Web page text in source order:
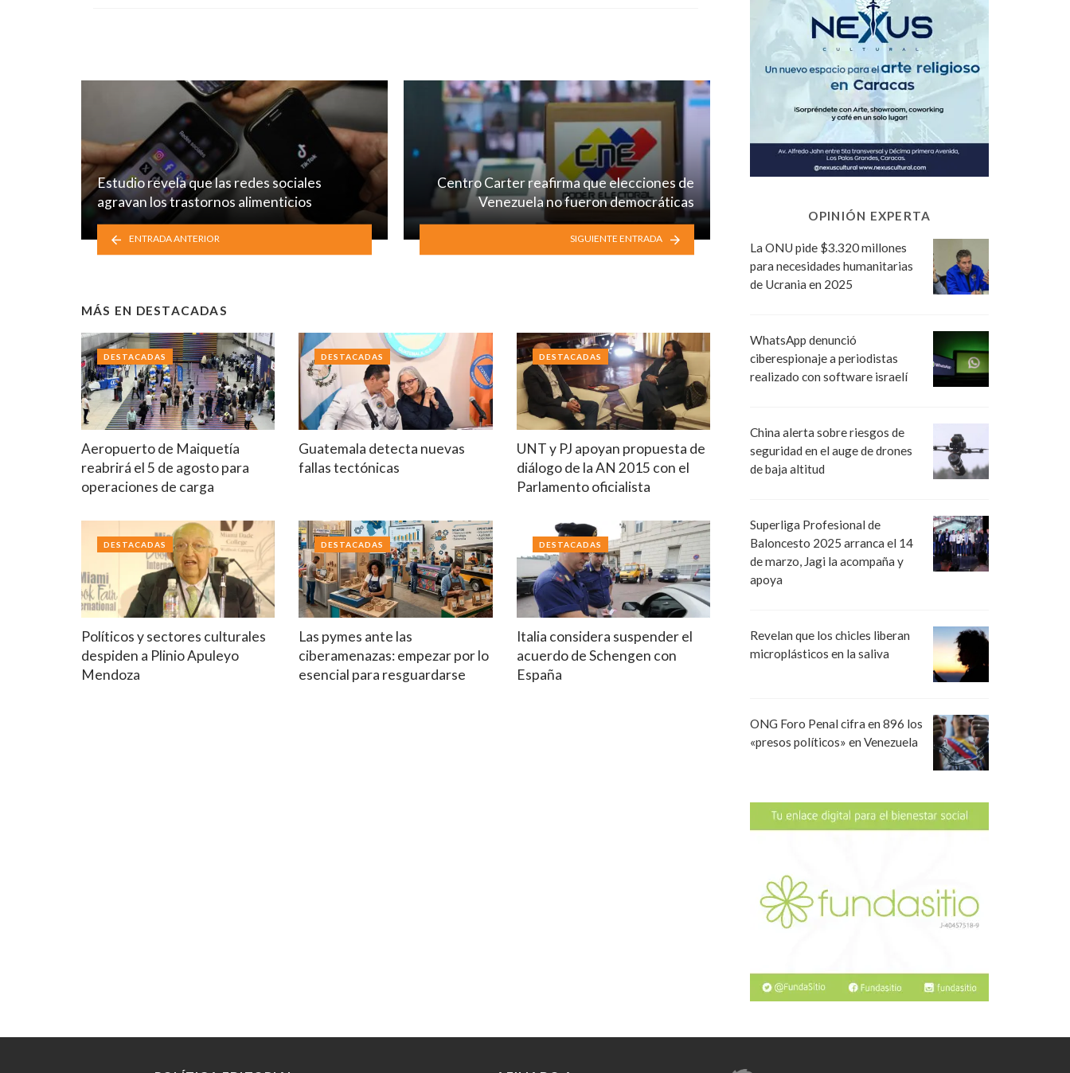
Estudio revela que las redes sociales
agravan los trastornos alimenticios
ENTRADA ANTERIOR
Centro Carter reafirma que elecciones de
Venezuela no fueron democráticas
SIGUIENTE ENTRADA
MÁS EN DESTACADAS
Aeropuerto de Maiquetía
reabrirá el 5 de agosto para
operaciones de carga
DESTACADAS
Guatemala detecta nuevas
fallas tectónicas
DESTACADAS
UNT y PJ apoyan propuesta de
diálogo de la AN 2015 con el
Parlamento oficialista
DESTACADAS
Políticos y sectores culturales
despiden a Plinio Apuleyo
Mendoza
DESTACADAS
Las pymes ante las
ciberamenazas: empezar por lo
esencial para resguardarse
DESTACADAS
Italia considera suspender el
acuerdo de Schengen con
España
DESTACADAS
OPINIÓN EXPERTA
La ONU pide $3.320 millones
para necesidades humanitarias
de Ucrania en 2025
WhatsApp denunció
ciberespionaje a periodistas
realizado con software israelí
China alerta sobre riesgos de
seguridad en el auge de drones
de baja altitud
Superliga Profesional de
Baloncesto 2025 arranca el 14
de marzo, Jagi la acompaña y
apoya
Revelan que los chicles liberan
microplásticos en la saliva
ONG Foro Penal cifra en 896 los
«presos políticos» en Venezuela